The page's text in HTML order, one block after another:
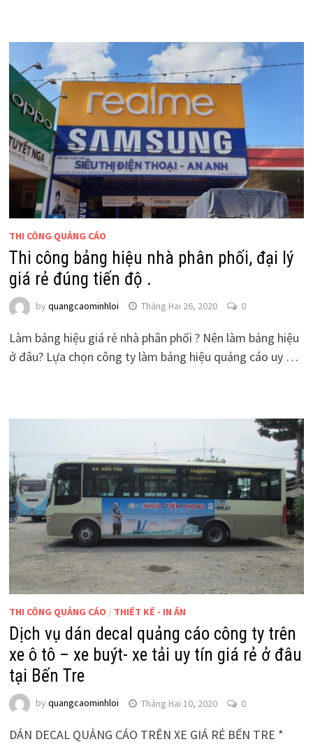
THI CÔNG QUẢNG CÁO
Thi công bảng hiệu nhà phân phối, đại lý
giá rẻ đúng tiến độ .
by quangcaominhloi Tháng Hai 26, 2020 0
Làm bảng hiệu giá rẻ nhà phân phối ? Nên làm bảng hiệu
ở đâu? Lựa chọn công ty làm bảng hiệu quảng cáo uy …
THI CÔNG QUẢNG CÁO / THIẾT KẾ - IN ẤN
Dịch vụ dán decal quảng cáo công ty trên
xe ô tô – xe buýt- xe tải uy tín giá rẻ ở đâu
tại Bến Tre
by quangcaominhloi Tháng Hai 10, 2020 0
DÁN DECAL QUẢNG CÁO TRÊN XE GIÁ RẺ BẾN TRE *